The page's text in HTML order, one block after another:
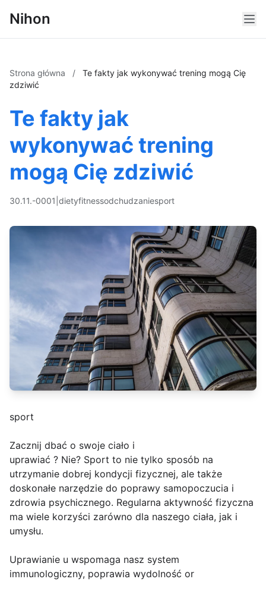
Nihon
Strona główna /
Te fakty jak wykonywać trening mogą Cię
zdziwić
Te fakty jak
wykonywać trening
mogą Cię zdziwić
30.11.-0001 dietyfitnessodchudzaniesport
sport
Zacznij dbać o swoje ciało i
uprawiać ? Nie? Sport to nie tylko sposób na
utrzymanie dobrej kondycji fizycznej, ale także
doskonałe narzędzie do poprawy samopoczucia i
zdrowia psychicznego. Regularna aktywność fizyczna
ma wiele korzyści zarówno dla naszego ciała, jak i
umysłu.
Uprawianie u wspomaga nasz system
immunologiczny, poprawia wydolność or